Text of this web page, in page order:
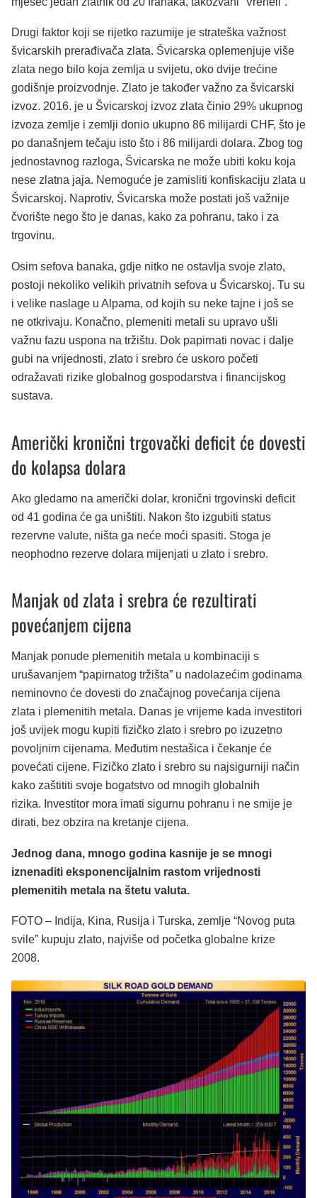
Drugi faktor koji se rijetko razumije je strateška važnost
švicarskih prerađivača zlata. Švicarska oplemenjuje više
zlata nego bilo koja zemlja u svijetu, oko dvije trećine
godišnje proizvodnje. Zlato je također važno za švicarski
izvoz. 2016. je u Švicarskoj izvoz zlata činio 29% ukupnog
izvoza zemlje i zemlji donio ukupno 86 milijardi CHF, što je
po današnjem tečaju isto što i 86 milijardi dolara. Zbog tog
jednostavnog razloga, Švicarska ne može ubiti koku koja
nese zlatna jaja. Nemoguće je zamisliti konfiskaciju zlata u
Švicarskoj. Naprotiv, Švicarska može postati još važnije
čvorište nego što je danas, kako za pohranu, tako i za
trgovinu.
Osim sefova banaka, gdje nitko ne ostavlja svoje zlato,
postoji nekoliko velikih privatnih sefova u Švicarskoj. Tu su
i velike naslage u Alpama, od kojih su neke tajne i još se
ne otkrivaju. Konačno, plemeniti metali su upravo ušli
važnu fazu uspona na tržištu. Dok papirnati novac i dalje
gubi na vrijednosti, zlato i srebro će uskoro početi
odražavati rizike globalnog gospodarstva i financijskog
sustava.
Američki kronični trgovački deficit će dovesti
do kolapsa dolara
Ako gledamo na američki dolar, kronični trgovinski deficit
od 41 godina će ga uništiti. Nakon što izgubiti status
rezervne valute, ništa ga neće moći spasiti. Stoga je
neophodno rezerve dolara mijenjati u zlato i srebro.
Manjak od zlata i srebra će rezultirati
povećanjem cijena
Manjak ponude plemenitih metala u kombinaciji s
urušavanjem “papirnatog tržišta” u nadolazećim godinama
neminovno će dovesti do značajnog povećanja cijena
zlata i plemenitih metala. Danas je vrijeme kada investitori
još uvijek mogu kupiti fizičko zlato i srebro po izuzetno
povoljnim cijenama. Međutim nestašica i čekanje će
povećati cijene. Fizičko zlato i srebro su najsigurniji način
kako zaštititi svoje bogatstvo od mnogih globalnih
rizika. Investitor mora imati sigurnu pohranu i ne smije je
dirati, bez obzira na kretanje cijena.
Jednog dana, mnogo godina kasnije je se mnogi
iznenaditi eksponencijalnim rastom vrijednosti
plemenitih metala na štetu valuta.
FOTO – Indija, Kina, Rusija i Turska, zemlje “Novog puta
svile” kupuju zlato, najviše od početka globalne krize
2008.